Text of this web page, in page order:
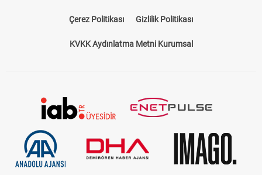
Çerez Politikası Gizlilik Politikası
KVKK Aydınlatma Metni Kurumsal